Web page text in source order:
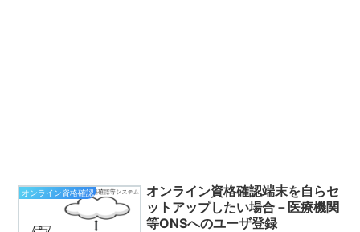
オンライン資格確認
オンライン資格確認端末を自らセ
ットアップしたい場合－医療機関
等ONSへのユーザ登録